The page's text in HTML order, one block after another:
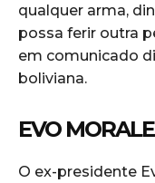
qualquer arma,
possa ferir outra
em comunicado
boliviana.
EVO
O ex-presidente